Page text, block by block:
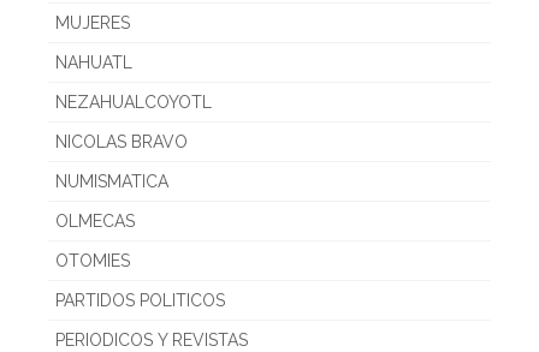
MUJERES
NAHUATL
NEZAHUALCOYOTL
NICOLAS BRAVO
NUMISMATICA
OLMECAS
OTOMIES
PARTIDOS POLITICOS
PERIODICOS Y REVISTAS